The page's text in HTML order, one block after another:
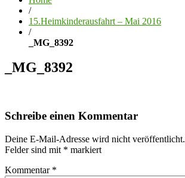
/
15.Heimkinderausfahrt – Mai 2016
/
_MG_8392
_MG_8392
Schreibe einen Kommentar
Deine E-Mail-Adresse wird nicht veröffentlicht.
Felder sind mit * markiert
Kommentar *